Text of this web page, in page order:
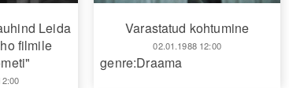
Leida
filmile
Varastatud kohtumine
02.01.1988 12:00
genre:Draama